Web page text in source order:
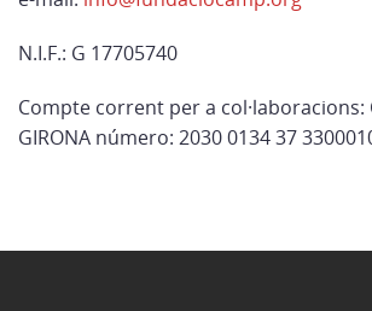
N.I.F.: G 17705740
Compte corrent per a col·laboracions:
GIRONA número: 2030 0134 37